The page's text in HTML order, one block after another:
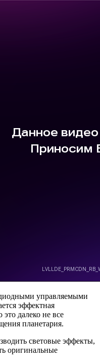
управляемыми
эффектная
далеко не все
планетария.
световые эффекты,
оригинальные